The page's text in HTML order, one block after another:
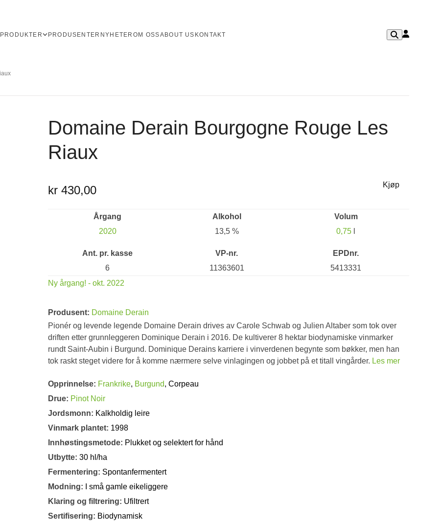
PRODUKTER PRODUSENTER NYHETER OM OSSABOUT US KONTAKT
Domaine Derain Bourgogne Rouge Les
Riaux
kr 430,00 Kjøp
Årgang
2020
Alkohol
13,5 %
Volum
0,75
Ant. pr. kasse
6
VP-nr.
11363601
EPDnr.
5413331
Ny årgang! - okt. 2022
Produsent: Domaine Derain
Pionér og levende legende Domaine Derain drives av Carole Schwab og Julien Altaber som tok over
driften etter grunnleggeren Dominique Derain i 2016. De kultiverer 8 hektar biodynamiske vinmarker
rundt Saint-Aubin i Burgund. Dominique Derains karriere i vinverdenen begynte som bøkker, men han
tok raskt steget videre for å komme nærmere selve vinlagingen og jobbet på et titall vingårder. Les mer
Opprinnelse: Frankrike, Burgund, Corpeau
Drue: Pinot Noir
Jordsmonn: Kalkholdig leire
Vinmark plantet: 1998
Innhøstingsmetode: Plukket og selektert for hånd
Utbytte: 30 hl/ha
Fermentering: Spontanfermentert
Modning:
I små gamle eikeliggere
Klaring og filtrering: Ufiltrert
Sertifisering: Biodynamisk